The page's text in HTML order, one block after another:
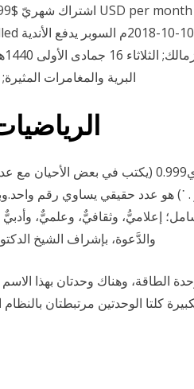
البرية والمغامرات المثيرة; السبت 25 صفر
في الرياضيات، التكرار العشري0.999 (يكتب
إعلاميُّ، وثقافيٌّ، وعلميٌّ،
والدَّعوة، بإشراف الشيخ
الطاقة، وهناك وحدتان بهذا
كلتا الوحدتين مرتبطتان